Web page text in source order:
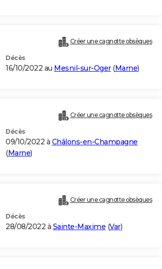
Créer une cagnotte obsèques
Décès
16/10/2022 au Mesnil-sur-Oger(Marne)
Créer une cagnotte obsèques
Décès
09/10/2022 à Châlons-en-Champagne
(Marne)
Créer une cagnotte obsèques
Décès
28/08/2022 à Sainte-Maxime (Var)